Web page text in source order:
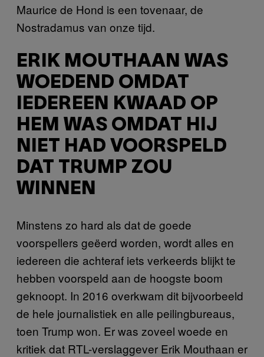
Maurice de Hond is een tovenaar, de
Nostradamus van onze tijd.
ERIK MOUTHAAN WAS
WOEDEND OMDAT
IEDEREEN KWAAD OP
HEM WAS OMDAT HIJ
NIET HAD VOORSPELD
DAT TRUMP ZOU
WINNEN
Minstens zo hard als dat de goede
voorspellers geëerd worden, wordt alles en
iedereen die achteraf iets verkeerds blijkt te
hebben voorspeld aan de hoogste boom
geknoopt. In 2016 overkwam dit bijvoorbeeld
de hele journalistiek en alle peilingbureaus,
toen Trump won. Er was zoveel woede en
kritiek dat RTL-verslaggever Erik Mouthaan er